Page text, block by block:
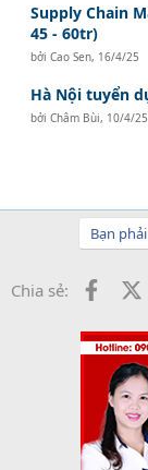
Supply Chain
45 - 60tr)
bởiCao Sen, 16/4/25
Hà Nội tuyển
bởiChâm Bùi, 10/4/25
Bạn
Chia sẻ: